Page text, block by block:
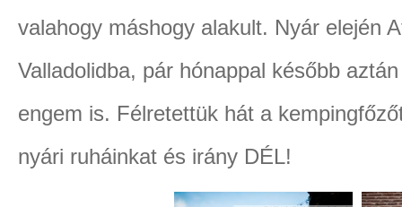
valahogy máshogy alakult. Nyár elején
Valladolidba, pár hónappal később
engem is. Félretettük hát a
nyári ruháinkat és irány DÉL!